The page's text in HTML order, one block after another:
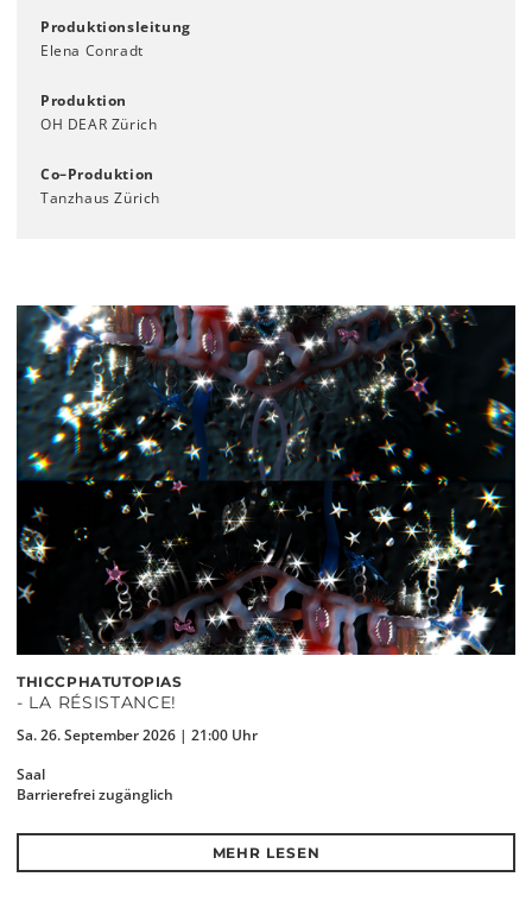
Produktionsleitung
Elena Conradt
Produktion
OH DEAR Zürich
Co–Produktion
Tanzhaus Zürich
THICCPHATUTOPIAS
- LA RÉSISTANCE!
Sa. 26. September 2026 | 21:00 Uhr
Saal
Barrierefrei zugänglich
MEHR LESEN